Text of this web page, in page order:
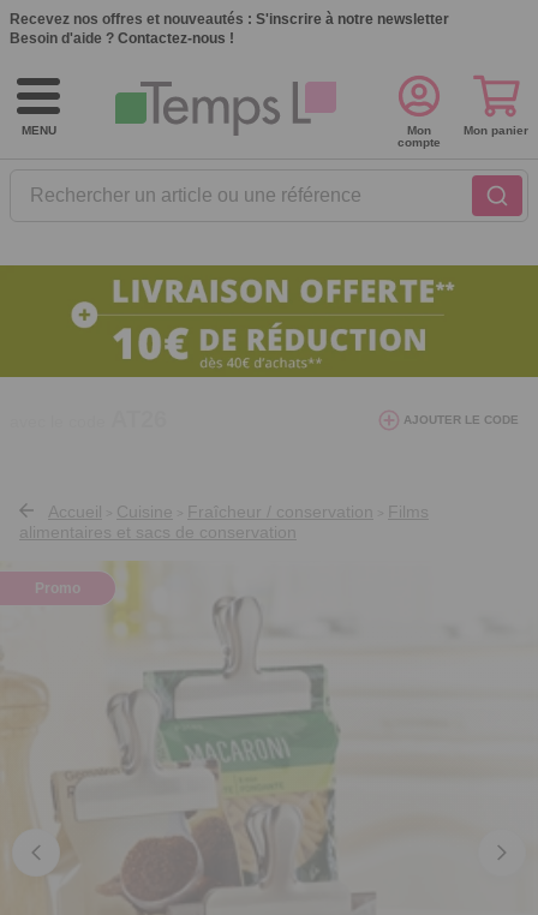
Recevez nos offres et nouveautés : S'inscrire à notre newsletter
Besoin d'aide ? Contactez-nous !
MENU
Rechercher un article ou une référence
Mon
compte
Mon panier
avec le code AT26
AJOUTER LE CODE
Accueil Cuisine Fraîcheur / conservation
Films
alimentaires et sacs de conservation
Promo